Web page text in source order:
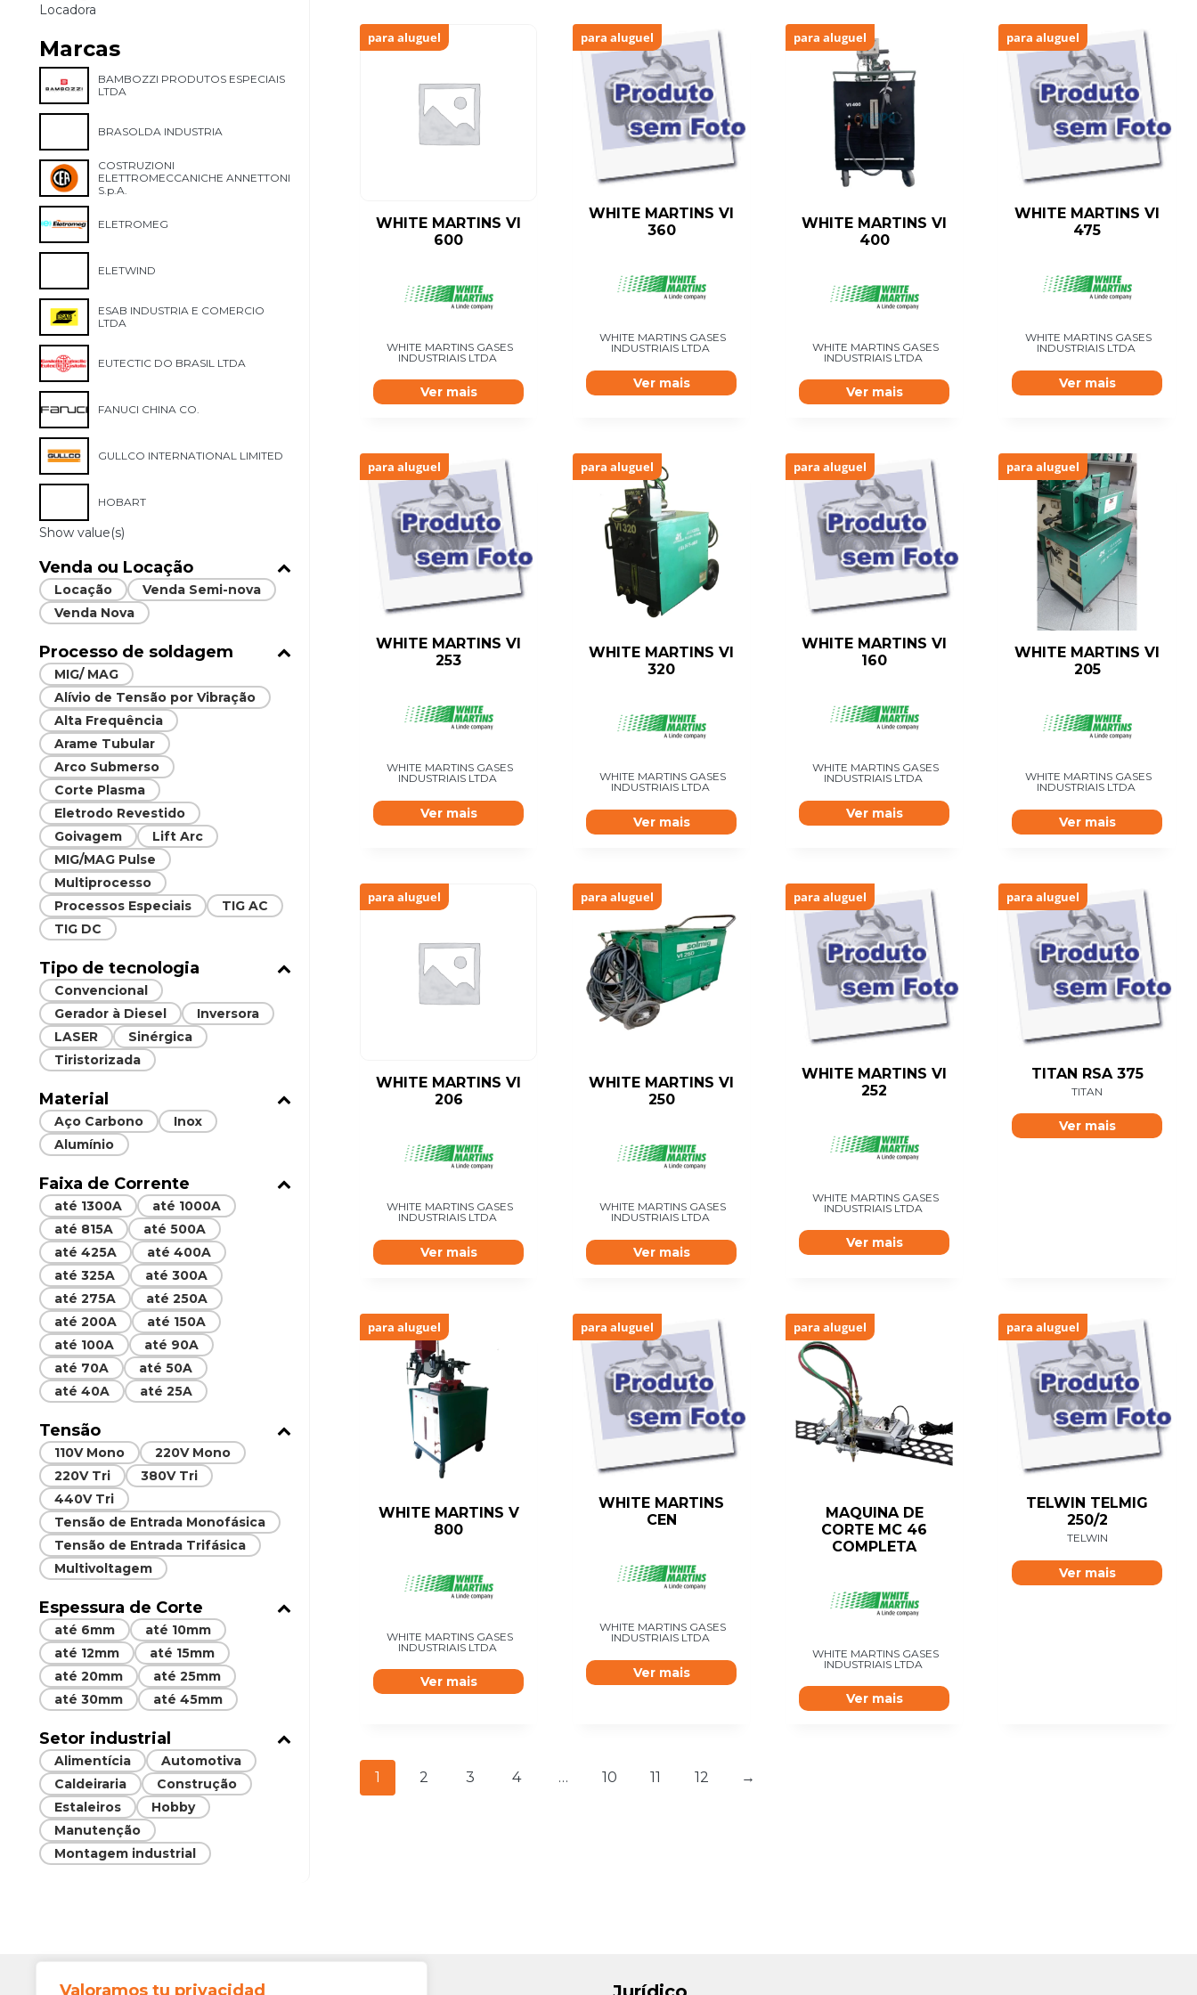
Valoramos tu privacidad
para aluguel
WHITE MARTINS VI
600
WHITE MARTINS GASES
INDUSTRIAIS LTDA
Ver mais
para aluguel
WHITE MARTINS VI
360
WHITE MARTINS GASES
INDUSTRIAIS LTDA
Ver mais
para aluguel
WHITE MARTINS VI
400
WHITE MARTINS GASES
INDUSTRIAIS LTDA
Ver mais
para aluguel
WHITE MARTINS VI
475
WHITE MARTINS GASES
INDUSTRIAIS LTDA
Ver mais
para aluguel
WHITE MARTINS VI
253
WHITE MARTINS GASES
INDUSTRIAIS LTDA
Ver mais
para aluguel
WHITE MARTINS VI
320
WHITE MARTINS GASES
INDUSTRIAIS LTDA
Ver mais
para aluguel
WHITE MARTINS VI
160
WHITE MARTINS GASES
INDUSTRIAIS LTDA
Ver mais
para aluguel
WHITE MARTINS VI
205
WHITE MARTINS GASES
INDUSTRIAIS LTDA
Ver mais
para aluguel
WHITE MARTINS VI
206
WHITE MARTINS GASES
INDUSTRIAIS LTDA
Ver mais
para aluguel
WHITE MARTINS VI
250
WHITE MARTINS GASES
INDUSTRIAIS LTDA
Ver mais
para aluguel
WHITE MARTINS VI
252
WHITE MARTINS GASES
INDUSTRIAIS LTDA
Ver mais
para aluguel
TITAN RSA 375
TITAN
Ver mais
para aluguel
WHITE MARTINS V
800
WHITE MARTINS GASES
INDUSTRIAIS LTDA
Ver mais
para aluguel
WHITE MARTINS
CEN
WHITE MARTINS GASES
INDUSTRIAIS LTDA
Ver mais
para aluguel
MAQUINA DE
CORTE MC 46
COMPLETA
WHITE MARTINS GASES
INDUSTRIAIS LTDA
Ver mais
para aluguel
TELWIN TELMIG
250/2
TELWIN
Ver mais
1 2 3 4 … 10 11 12 →
Locadora
Marcas
BAMBOZZI PRODUTOS ESPECIAIS
LTDA
BRASOLDA INDUSTRIA
COSTRUZIONI
ELETTROMECCANICHE ANNETTONI
S.p.A.
ELETROMEG
ELETWIND
ESAB INDUSTRIA E COMERCIO
LTDA
EUTECTIC DO BRASIL LTDA
FANUCI CHINA CO.
GULLCO INTERNATIONAL LIMITED
HOBART
Show value(s)
Venda ou Locação
Locação
Venda Semi-nova
Venda Nova
Processo de soldagem
MIG/ MAG
Alívio de Tensão por Vibração
Alta Frequência
Arame Tubular
Arco Submerso
Corte Plasma
Eletrodo Revestido
Goivagem
Lift Arc
MIG/MAG Pulse
Multiprocesso
Processos Especiais
TIG AC
TIG DC
Tipo de tecnologia
Convencional
Gerador à Diesel
Inversora
LASER
Sinérgica
Tiristorizada
Material
Aço Carbono
Inox
Alumínio
Faixa de Corrente
até 1300A
até 1000A
até 815A
até 500A
até 425A
até 400A
até 325A
até 300A
até 275A
até 250A
até 200A
até 150A
até 100A
até 90A
até 70A
até 50A
até 40A
até 25A
Tensão
110V Mono
220V Mono
220V Tri
380V Tri
440V Tri
Tensão de Entrada Monofásica
Tensão de Entrada Trifásica
Multivoltagem
Espessura de Corte
até 6mm
até 10mm
até 12mm
até 15mm
até 20mm
até 25mm
até 30mm
até 45mm
Setor industrial
Alimentícia
Automotiva
Caldeiraria
Construção
Estaleiros
Hobby
Manutenção
Montagem industrial